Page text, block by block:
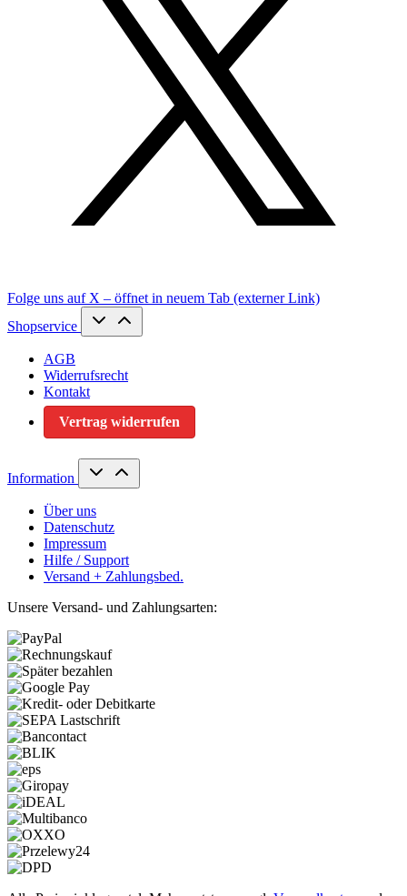
Folge uns auf X – öffnet in neuem Tab (externer Link)
Shopservice
AGB
Widerrufsrecht
Kontakt
Vertrag widerrufen
Information
Über uns
Datenschutz
Impressum
Hilfe / Support
Versand + Zahlungsbed.
Unsere Versand- und Zahlungsarten: